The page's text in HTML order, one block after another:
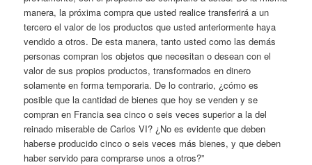
manera, la próxima compra que usted realice transferirá a un
tercero el valor de los productos que usted anteriormente haya
vendido a otros. De esta manera, tanto usted como las demás
personas compran los objetos que necesitan o desean con el
valor de sus propios productos, transformados en dinero
solamente en forma temporaria. De lo contrario, ¿cómo es
posible que la cantidad de bienes que hoy se venden y se
compran en Francia sea cinco o seis veces superior a la del
reinado miserable de Carlos VI? ¿No es evidente que deben
haberse producido cinco o seis veces más bienes, y que deben
haber servido para comprarse unos a otros?”